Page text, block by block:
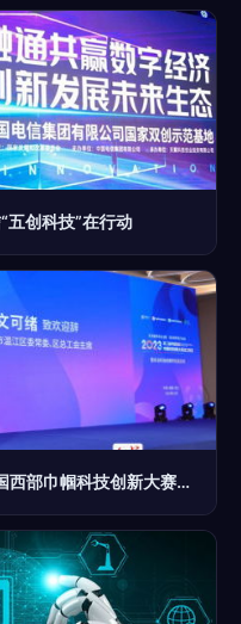
五创科技”在行动
50个项目竞逐五大赛道 第二届中国西部巾帼科技创新大赛复赛打响